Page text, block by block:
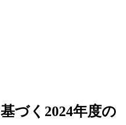
づく2024年度の